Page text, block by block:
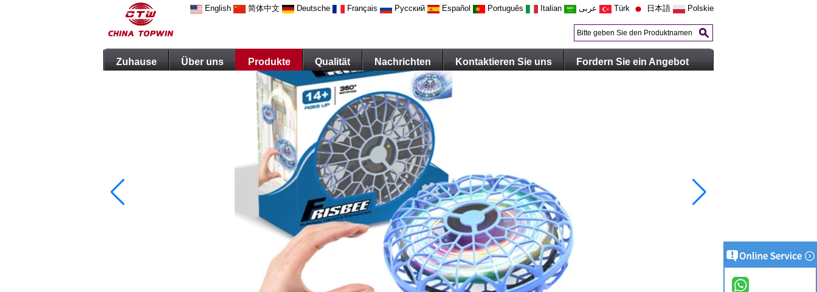
English 简体中文 Deutsche Français Русский Español Português Italian عربى Türk 日本語 Polskie
Zuhause Über uns Produkte Qualität Nachrichten Kontaktieren Sie uns Fordern Sie ein Angebot